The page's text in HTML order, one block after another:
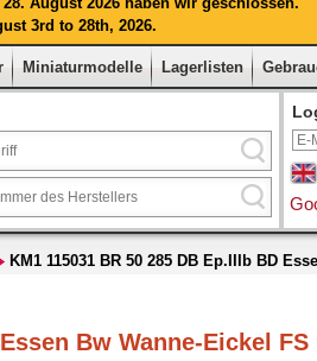
3rd to 28th, 2026.
Miniaturmodelle Lagerlisten
KM1 115031 BR 50 285 DB Ep.IIIb BD
Bw Wanne-Eickel